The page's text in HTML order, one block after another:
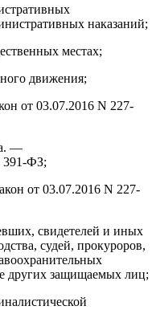
наказаний;
местах;
движения;
от 03.07.2016 N 227-
—
391-ФЗ;
от 03.07.2016 N 227-
свидетелей и иных
судей, прокуроров,
других защищаемых лиц;